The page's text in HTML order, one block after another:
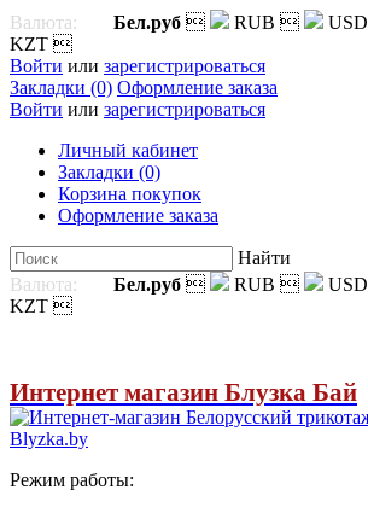
Валюта: Бел.руб  RUB  USD
KZT 
Войти или зарегистрироваться
Закладки (0) Оформление заказа
Войти или зарегистрироваться
Личный кабинет
Закладки (0)
Корзина покупок
Оформление заказа
Найти
Валюта:
Бел.руб  RUB  USD
KZT 
Интернет магазин Блузка Бай
Режим работы: